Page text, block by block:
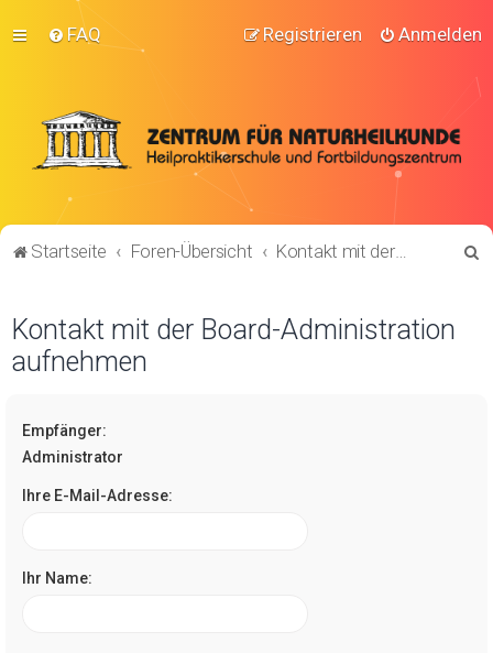
FAQ Anmelden
Registrieren
Startseite Foren-Übersicht Kontakt mit der Board-Administration aufnehmen
Kontakt mit der Board-Administration
aufnehmen
Empfänger:
Administrator
Ihre E-Mail-Adresse:
Ihr Name: